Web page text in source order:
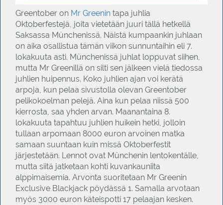
Greentober on Mr Greenin tapa juhlia
Oktoberfestejä, joita vietetään juuri tällä hetkellä
Saksassa Münchenissä. Näistä kumpaankin juhlaan
on aika osallistua tämän viikon sunnuntaihin eli 7.
lokakuuta asti. Münchenissä juhlat loppuvat siihen,
mutta Mr Greenillä on silti sen jälkeen vielä tiedossa
juhlien huipennus. Koko juhlien ajan voi kerätä
arpoja, kun pelaa sivustolla olevan Greentober
pelikokoelman pelejä. Aina kun pelaa niissä 500
kierrosta, saa yhden arvan. Maanantaina 8.
lokakuuta tapahtuu juhlien huikein hetki, jolloin
tullaan arpomaan 8000 euron arvoinen matka
samaan suuntaan kuin missä Oktoberfestit
järjestetään. Lennot ovat Münchenin lentokentälle,
mutta siitä jatketaan kohti kuvankauniita
alppimaisemia. Arvonta suoritetaan Mr Greenin
Exclusive Blackjack pöydässä 1. Samalla arvotaan
myös 3000 euron käteispotti 17 pelaajan kesken.